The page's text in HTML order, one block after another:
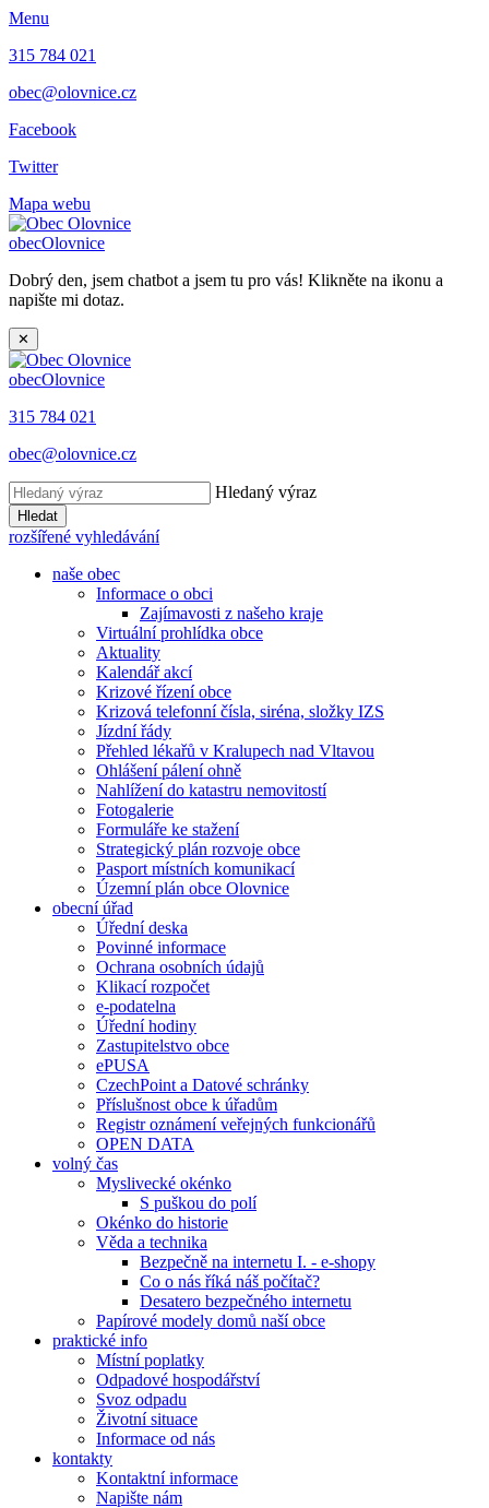
Menu
315 784 021
obec@olovnice.cz
Facebook
Twitter
Mapa webu
obecOlovnice
Dobrý den, jsem chatbot a jsem tu pro vás! Klikněte na ikonu a
napište mi dotaz.
✕
obecOlovnice
315 784 021
obec@olovnice.cz
Hledaný výraz
Hledat
rozšířené vyhledávání
naše obec
Informace o obci
Zajímavosti z našeho kraje
Virtuální prohlídka obce
Aktuality
Kalendář akcí
Krizové řízení obce
Krizová telefonní čísla, siréna, složky IZS
Jízdní řády
Přehled lékařů v Kralupech nad Vltavou
Ohlášení pálení ohně
Nahlížení do katastru nemovitostí
Fotogalerie
Formuláře ke stažení
Strategický plán rozvoje obce
Pasport místních komunikací
Územní plán obce Olovnice
obecní úřad
Úřední deska
Povinné informace
Ochrana osobních údajů
Klikací rozpočet
e-podatelna
Úřední hodiny
Zastupitelstvo obce
ePUSA
CzechPoint a Datové schránky
Příslušnost obce k úřadům
Registr oznámení veřejných funkcionářů
OPEN DATA
volný čas
Myslivecké okénko
S puškou do polí
Okénko do historie
Věda a technika
Bezpečně na internetu I. - e-shopy
Co o nás říká náš počítač?
Desatero bezpečného internetu
Papírové modely domů naší obce
praktické info
Místní poplatky
Odpadové hospodářství
Svoz odpadu
Životní situace
Informace od nás
kontakty
Kontaktní informace
Napište nám